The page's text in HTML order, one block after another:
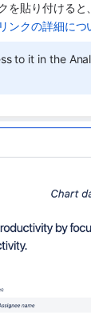
貼り付ける
ンクの詳細につ
to it in the